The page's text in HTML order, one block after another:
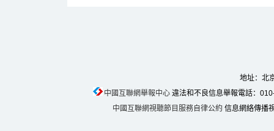
地址：北
中國互聯網舉報中心違法和不良信息舉報電話：
中國互聯網視聽節目服務自律公約 信息網絡傳播